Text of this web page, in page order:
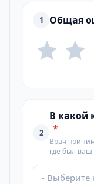
1 Общая
2
В какой
*
Врач
где был ваш
- Выберите